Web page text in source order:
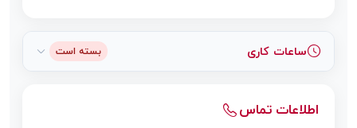
ساعات کاری بسته است
اطلاعات تماس